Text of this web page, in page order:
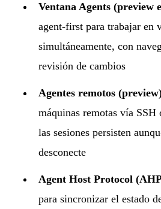
Ventana Agents (preview
agent-first para trabajar en
simultáneamente, con
revisión de cambios
Agentes remotos
máquinas remotas vía
las sesiones persisten
desconecte
Agent Host Protocol
para sincronizar el estado